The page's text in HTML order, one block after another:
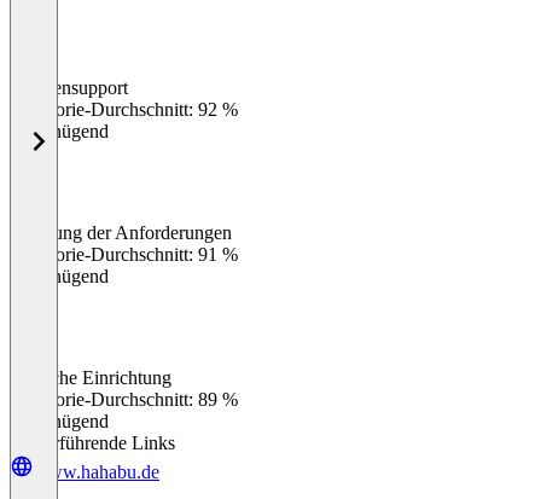
Kundensupport
Kategorie-Durchschnitt: 92 %
Ungenügend
Erfüllung der Anforderungen
Kategorie-Durchschnitt: 91 %
Ungenügend
Einfache Einrichtung
Kategorie-Durchschnitt: 89 %
Ungenügend
Weiterführende Links
www.hahabu.de